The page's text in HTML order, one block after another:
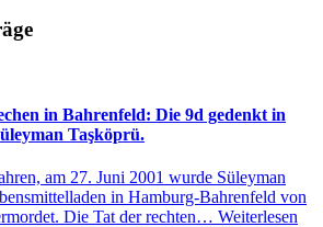
in Bahrenfeld: Die 9d gedenkt in
Taşköprü.
am 27. Juni 2001 wurde Süleyman
in Hamburg-Bahrenfeld von
Die Tat der rechten… Weiterlesen